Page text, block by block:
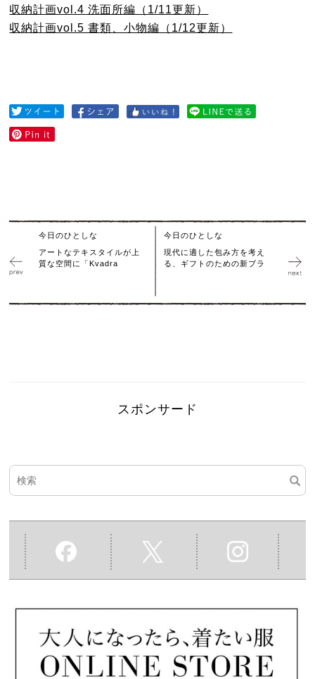
収納計画vol.4 洗面所編（1/11更新）
収納計画vol.5 書類、小物編（1/12更新）
今日のひとしな
アートなテキスタイルが上
質な空間に「Kvadra
今日のひとしな
現代に適した包み方を考え
る、ギフトのための新ブラ
スポンサード